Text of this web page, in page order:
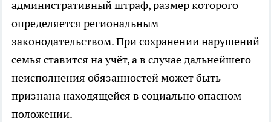
административный штраф, размер которого
определяется региональным
законодательством. При сохранении нарушений
семья ставится на учёт, а в случае дальнейшего
неисполнения обязанностей может быть
признана находящейся в социально опасном
положении.